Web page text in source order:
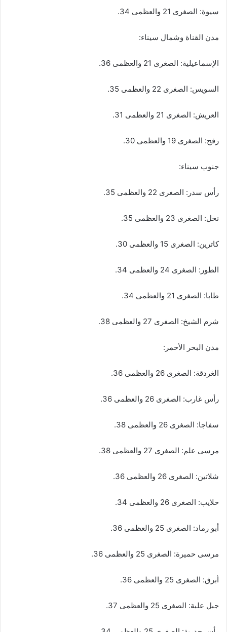
سيوة: الصغرى 21 والعظمى 34.
​مدن القناة وشمال سيناء:
الإسماعيلية: الصغرى 21 والعظمى 36.
السويس: الصغرى 22 والعظمى 35.
العريش: الصغرى 21 والعظمى 31.
رفح: الصغرى 19 والعظمى 30.
​جنوب سيناء:
رأس سدر: الصغرى 22 والعظمى 35.
نخل: الصغرى 23 والعظمى 35.
كاترين: الصغرى 15 والعظمى 30.
الطور: الصغرى 24 والعظمى 34.
طابا: الصغرى 21 والعظمى 34.
شرم الشيخ: الصغرى 27 والعظمى 38.
​مدن البحر الأحمر:
الغردقة: الصغرى 26 والعظمى 36.
رأس غارب: الصغرى 26 والعظمى 36.
سفاجا: الصغرى 26 والعظمى 38.
مرسى علم: الصغرى 27 والعظمى 38.
شلاتين: الصغرى 26 والعظمى 36.
حلايب: الصغرى 26 والعظمى 34.
أبو رماد: الصغرى 25 والعظمى 36.
مرسى حميرة: الصغرى 25 والعظمى 36.
أبرق: الصغرى 25 والعظمى 36.
جبل علبة: الصغرى 25 والعظمى 37.